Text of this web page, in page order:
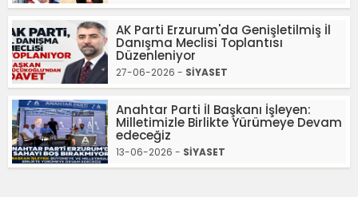
AK Parti Erzurum'da Genişletilmiş İl
Danışma Meclisi Toplantısı
Düzenleniyor
27-06-2026 - SİYASET
Anahtar Parti İl Başkanı İşleyen:
Milletimizle Birlikte Yürümeye Devam
edeceğiz
13-06-2026 - SİYASET